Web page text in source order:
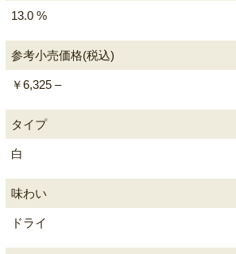
13.0 %
参考小売価格(税込)
￥6,325 –
タイプ
白
味わい
ドライ